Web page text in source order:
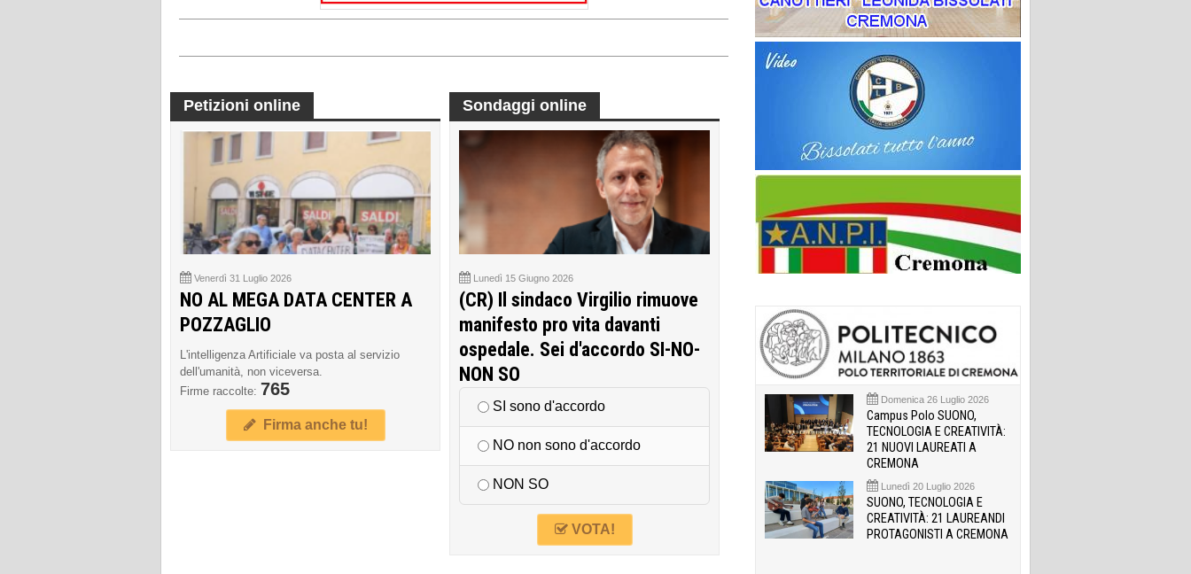
Petizioni online
Venerdì 31 Luglio 2026
NO AL MEGA DATA CENTER A
POZZAGLIO
L'intelligenza Artificiale va posta al servizio
dell'umanità, non viceversa.
Firme raccolte: 765
Firma anche tu!
Sondaggi online
Lunedì 15 Giugno 2026
(CR) Il sindaco Virgilio rimuove
manifesto pro vita davanti
ospedale. Sei d'accordo SI-NO-
NON SO
SI sono d'accordo
NO non sono d'accordo
NON SO
VOTA!
Domenica 26 Luglio 2026
Campus Polo SUONO,
TECNOLOGIA E CREATIVITÀ:
21 NUOVI LAUREATI A
CREMONA
Lunedì 20 Luglio 2026
SUONO, TECNOLOGIA E
CREATIVITÀ: 21 LAUREANDI
PROTAGONISTI A CREMONA